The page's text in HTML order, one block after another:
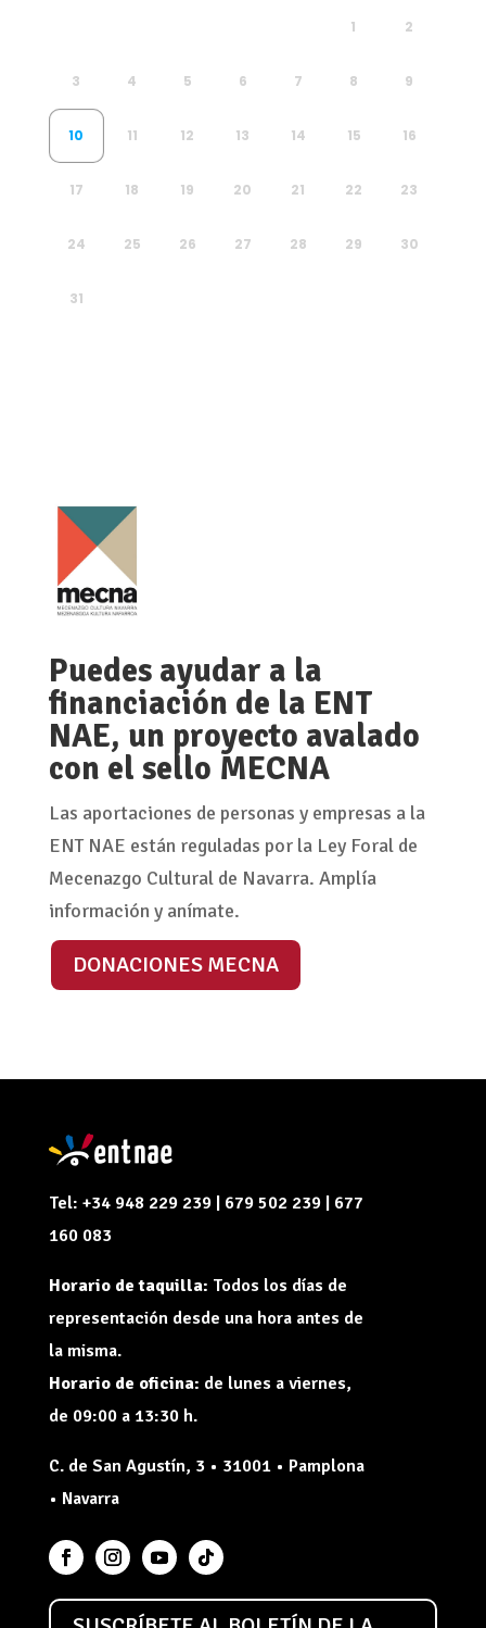
1 2
3 4 5 6 7 8 9
10 11 12 13 14 15 16
17 18 19 20 21 22 23
24 25 26 27 28 29 30
31
Puedes ayudar a la
financiación de la ENT
NAE, un proyecto avalado
con el sello MECNA
Las aportaciones de personas y empresas a la
ENT NAE están reguladas por la Ley Foral de
Mecenazgo Cultural de Navarra. Amplía
información y anímate.
DONACIONES MECNA
Tel: +34 948 229 239 | 679 502 239 | 677
160 083
Horario de taquilla: Todos los días de
representación desde una hora antes de
la misma.
Horario de oficina: de lunes a viernes,
de 09:00 a 13:30 h.
C. de San Agustín, 3 • 31001 • Pamplona
• Navarra